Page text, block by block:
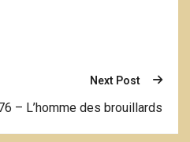
Next Post
– L’homme des brouillards